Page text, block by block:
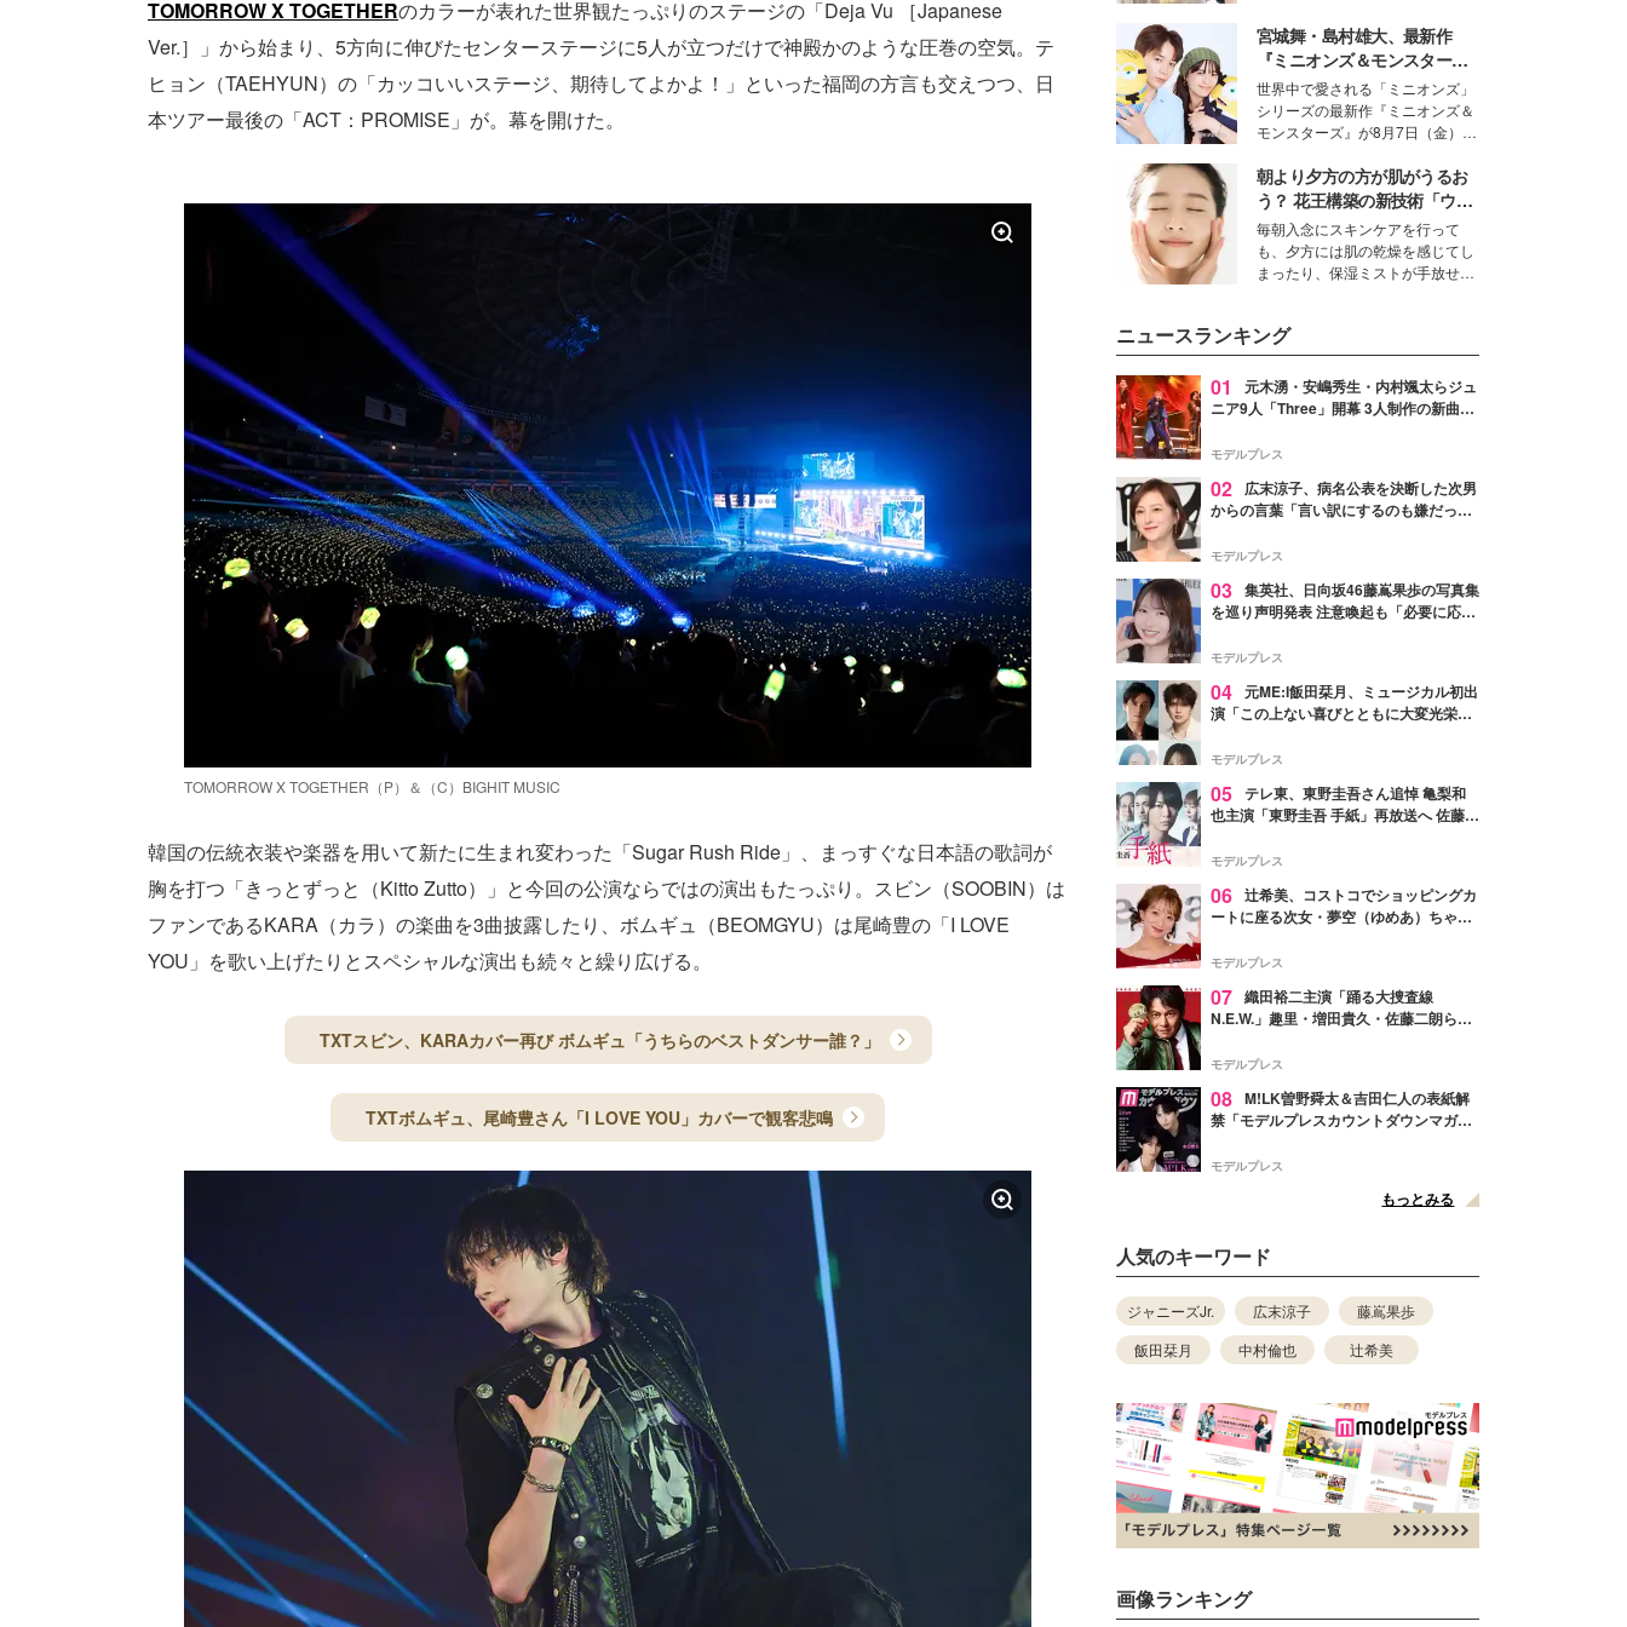
TOMORROW X TOGETHERのカラーが表れた世界観たっぷりのステージの「Deja Vu ［Japanese
Ver.］」から始まり、5方向に伸びたセンターステージに5人が立つだけで神殿かのような圧巻の空気。テ
ヒョン（TAEHYUN）の「カッコいいステージ、期待してよかよ！」といった福岡の方言も交えつつ、日
本ツアー最後の「ACT：PROMISE」が。幕を開けた。
TOMORROW X TOGETHER（P）＆（C）BIGHIT MUSIC
韓国の伝統衣装や楽器を用いて新たに生まれ変わった「Sugar Rush Ride」、まっすぐな日本語の歌詞が
胸を打つ「きっとずっと（Kitto Zutto）」と今回の公演ならではの演出もたっぷり。スビン（SOOBIN）は
ファンであるKARA（カラ）の楽曲を3曲披露したり、ボムギュ（BEOMGYU）は尾崎豊の「I LOVE
YOU」を歌い上げたりとスペシャルな演出も続々と繰り広げる。
TXTスビン、KARAカバー再び ボムギュ「うちらのベストダンサー誰？」
TXTボムギュ、尾崎豊さん「I LOVE YOU」カバーで観客悲鳴
ションの完成度を高めるベースと
して、“髪そのものの美しさ”に改
めて注目する人が増えている様
子。今回は、そんな憧れの艶やか
な髪を日常で叶える、美容好きの
女性たちのヘアケア事情を紹介し
ます。
宮城舞・島村雄大、最新作
『ミニオンズ＆モンスター
ズ』の魅力熱弁 ハチャメチャ
だけじゃない“友情と絆”に感
動
世界中で愛される「ミニオンズ」
シリーズの最新作『ミニオンズ＆
モンスターズ』が8月7日（金）に
ニオン好き”という共通点を持つモ
デルの宮城舞と島村雄大の特別対
談をお届け！それぞれの視点か
ら、今作ならではの魅力や予想外
の感動をもたらす奥深いストーリ
ーについて熱く語り合ってもらっ
朝より夕方の方が肌がうるお
う？ 花王構築の新技術「ウォ
ーターキャプチャリングスキ
ン（捕水肌）」がスキンケア
の常識を変える予感
毎朝入念にスキンケアを行って
も、夕方には肌の乾燥を感じてし
まったり、保湿ミストが手放せな
性を秘めた、革新的な「Water
Capturing Skin（ウォーターキャ
プチャリングスキン：捕水肌）」
技術を、花王が構築した。
ニュースランキング
01
元木湧・安嶋秀生・内村颯太らジュ
ニア9人「Three」開幕 3人制作の新曲＆
進んで夢を掴みたい」【ゲネプロレポ】
モデルプレス
02
広末涼子、病名公表を決断した次男
からの言葉「言い訳にするのも嫌だっ
モデルプレス
03 集英社、日向坂46藤嶌果歩の写真集
を巡り声明発表 注意喚起も「必要に応じ
モデルプレス
04 元ME:I飯田栞月、ミュージカル初出
演「この上ない喜びとともに大変光栄」
ャスト発表
モデルプレス
05 テレ東、東野圭吾さん追悼 亀梨和
也主演「東野圭吾 手紙」再放送へ 佐藤隆
モデルプレス
06 辻希美、コストコでショッピングカ
ートに座る次女・夢空（ゆめあ）ちゃん
ぎ」「成長を感じる」の声
モデルプレス
07 織田裕二主演「踊る大捜査線
N.E.W.」趣里・増田貴久・佐藤二朗ら新
徴する“謎のキーワード”も
モデルプレス
08 M!LK曽野舜太＆吉田仁人の表紙解
禁「モデルプレスカウントダウンマガジ
モデルプレス
もっとみる
人気のキーワード
ジャニーズJr. 広末涼子
藤嶌果歩
飯田栞月
中村倫也 辻希美
画像ランキング